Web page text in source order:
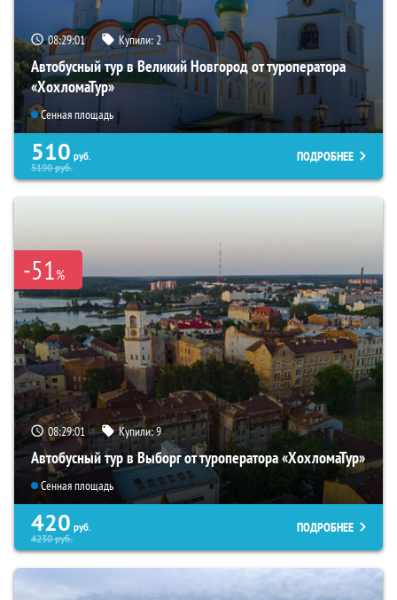
08:29:00 Купили:2
Автобусный тур в Великий Новгород от туроператора
«ХохломаТур»
Сенная площадь
510 руб.
5190руб.
ПОДРОБНЕЕ
-51%
08:29:00 Купили:9
Автобусный тур в Выборг от туроператора «ХохломаТур»
Сенная площадь
420 руб.
4230руб.
ПОДРОБНЕЕ